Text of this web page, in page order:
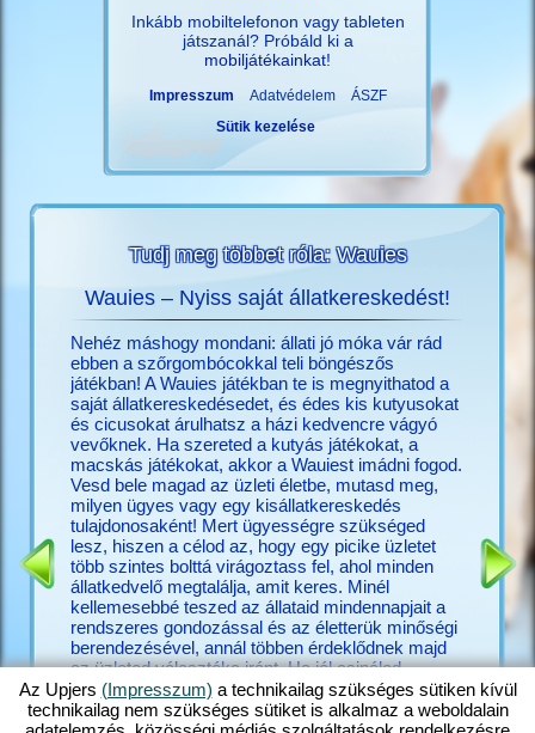
Inkább mobiltelefonon vagy tableten
játszanál? Próbáld ki a
mobiljátékainkat!
Impresszum Adatvédelem
ÁSZF
Sütik kezelése
Tudj meg többet róla: Wauies
Wauies – Nyiss saját állatkereskedést!
Nehéz máshogy mondani: állati jó móka vár rád
ebben a szőrgombócokkal teli böngészős
játékban! A Wauies játékban te is megnyithatod a
saját állatkereskedésedet, és édes kis kutyusokat
és cicusokat árulhatsz a házi kedvencre vágyó
vevőknek. Ha szereted a kutyás játékokat, a
macskás játékokat, akkor a Wauiest imádni fogod.
Vesd bele magad az üzleti életbe, mutasd meg,
milyen ügyes vagy egy kisállatkereskedés
tulajdonosaként! Mert ügyességre szükséged
lesz, hiszen a célod az, hogy egy picike üzletet
több szintes bolttá virágoztass fel, ahol minden
állatkedvelő megtalálja, amit keres. Minél
kellemesebbé teszed az állataid mindennapjait a
rendszeres gondozással és az életterük minőségi
berendezésével, annál többen érdeklődnek majd
az üzleted választéka iránt. Ha jól csinálod,
hatalmas tolongás lesz a boltodban. Ne sajnáld hát
az időt, tedd boldoggá a csivaváidat egy kis
játékkal, adj enni a labradoroknak, gondozd a
játék,
más,
az
animált
legyen,
új
is
Az Upjers (Impresszum) a technikailag szükséges sütiken kívül
technikailag nem szükséges sütiket is alkalmaz a weboldalain